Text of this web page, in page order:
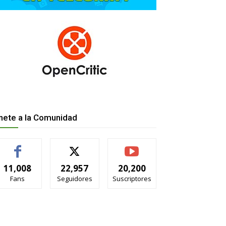
a la Comunidad
11,008
Fans
22,957
Seguidores
20,200
Suscriptores